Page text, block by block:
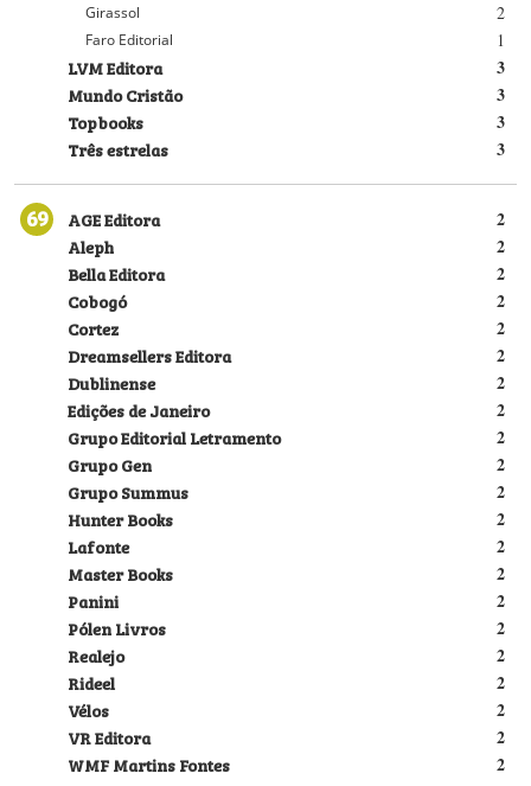
2
Girassol
1
Faro Editorial
3
LVM Editora
3
Mundo Cristão
3
Topbooks
3
Três estrelas
69 2
AGE Editora
2
Aleph
2
Bella Editora
2
Cobogó
2
Cortez
2
Dreamsellers Editora
2
Dublinense
2
Edições de Janeiro
2
Grupo Editorial Letramento
2
Grupo Gen
2
Grupo Summus
2
Hunter Books
2
Lafonte
2
Master Books
2
Panini
2
Pólen Livros
2
Realejo
2
Rideel
2
Vélos
2
VR Editora
2
WMF Martins Fontes